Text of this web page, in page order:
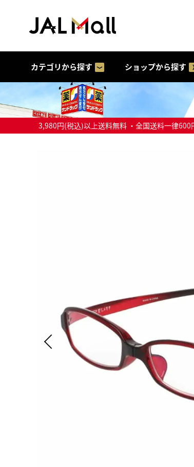
カテゴリから探す ショップから探す
3,980円(税込)以上送料無料 ・全国送料一律